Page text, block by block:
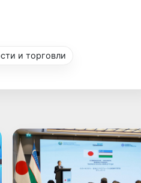
и торговли